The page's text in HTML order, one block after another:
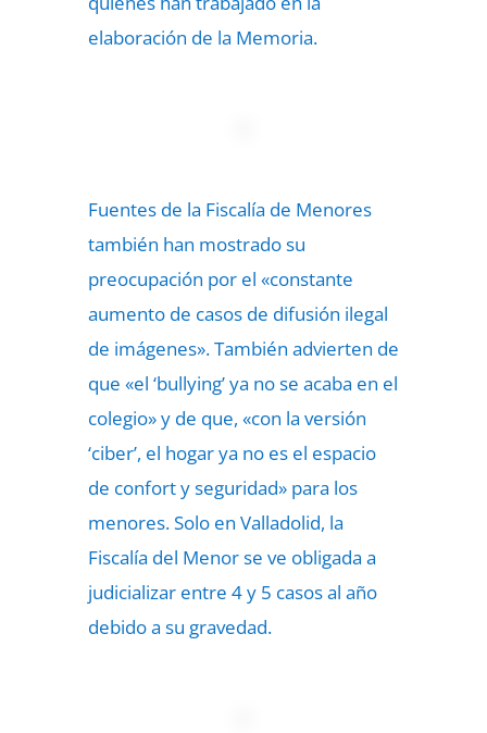
elaboración de la Memoria.
Fuentes de la Fiscalía de Menores
también han mostrado su
preocupación por el «constante
aumento de casos de difusión ilegal
de imágenes». También advierten de
que «el ‘bullying’ ya no se acaba en el
colegio» y de que, «con la versión
‘ciber’, el hogar ya no es el espacio
de confort y seguridad» para los
menores. Solo en Valladolid, la
Fiscalía del Menor se ve obligada a
judicializar entre 4 y 5 casos al año
debido a su gravedad.